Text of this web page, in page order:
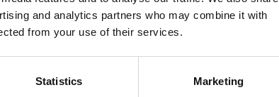
and analytics partners who may combine it with
from your use of their services.
Statistics Marketing
integration som beslutsfattare, företrädare
eller aktiv frivillig.
och